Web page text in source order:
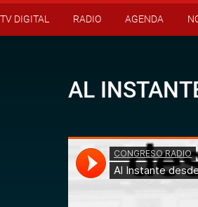
TV DIGITAL RADIO AGENDA
AL